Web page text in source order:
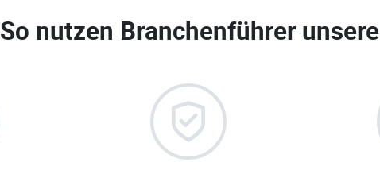
So nutzen Branchenführer unsere